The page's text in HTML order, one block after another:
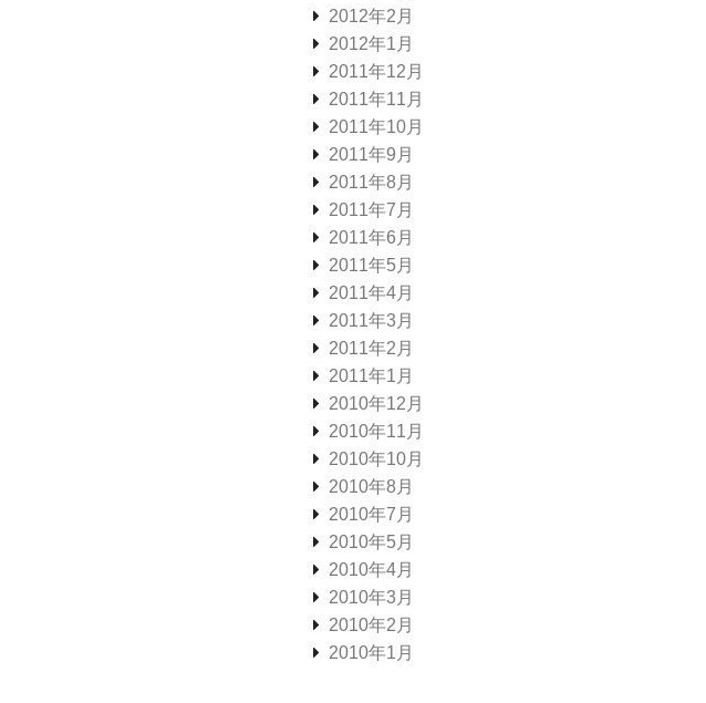
2012年2月
2012年1月
2011年12月
2011年11月
2011年10月
2011年9月
2011年8月
2011年7月
2011年6月
2011年5月
2011年4月
2011年3月
2011年2月
2011年1月
2010年12月
2010年11月
2010年10月
2010年8月
2010年7月
2010年5月
2010年4月
2010年3月
2010年2月
2010年1月